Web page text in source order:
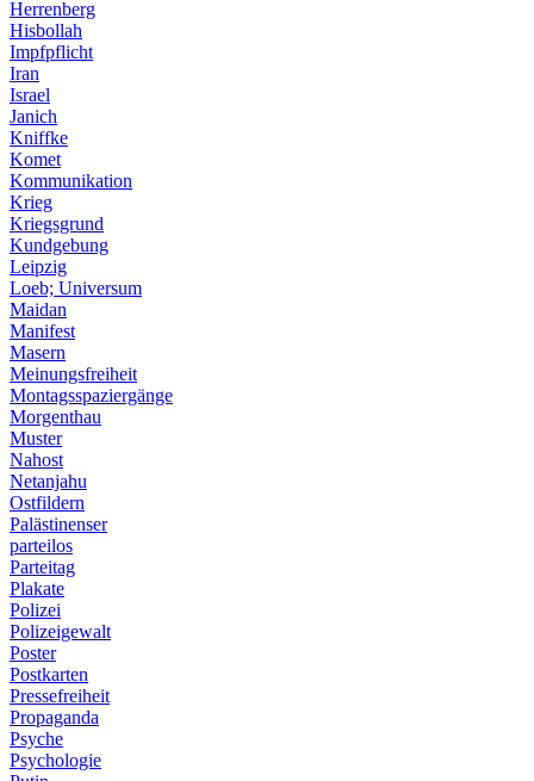
Herrenberg
Hisbollah
Impfpflicht
Iran
Israel
Janich
Kniffke
Komet
Kommunikation
Krieg
Kriegsgrund
Kundgebung
Leipzig
Loeb; Universum
Maidan
Manifest
Masern
Meinungsfreiheit
Montagsspaziergänge
Morgenthau
Muster
Nahost
Netanjahu
Ostfildern
Palästinenser
parteilos
Parteitag
Plakate
Polizei
Polizeigewalt
Poster
Postkarten
Pressefreiheit
Propaganda
Psyche
Psychologie